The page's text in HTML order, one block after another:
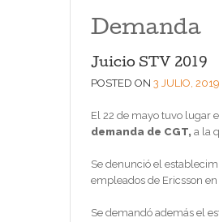
Demanda
Juicio STV 2019
POSTED ON 3 JULIO, 2019
El 22 de mayo tuvo lugar
demanda de CGT, a la
Se denunció el
empleados de Ericsson
Se demandó además el